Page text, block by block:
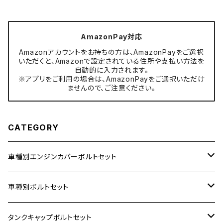
AmazonPay対応
Amazonアカウントをお持ちの方は、AmazonPayをご選択
いただくと、Amazonで設定されている住所や支払い方法を
自動的に入力されます。
※アプリをご利用の場合は、AmazonPayをご選択いただけ
ませんので、ご注意ください。
CATEGORY
車種別エンジンカバーボルトセット
ホンダ【ステンレス】
400X
カワサキ【ステンレス】
車種別ボルトセット
KAWASAKI
タンクキャップボルトセット